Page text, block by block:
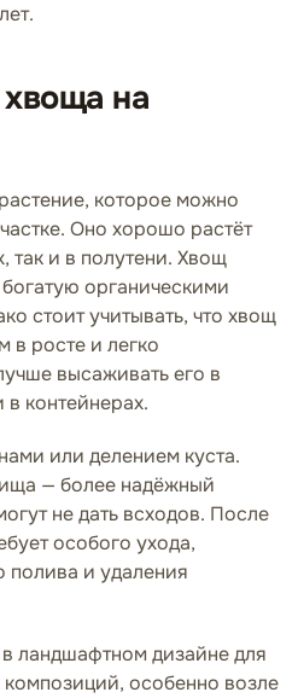
на
которое можно
Оно хорошо растёт
так и в полутени. Хвощ
органическими
стоит учитывать, что хвощ
в росте и легко
высаживать его в
контейнерах.
или делением куста.
— более надёжный
не дать всходов. После
особого ухода,
полива и удаления
ландшафтном дизайне для
особенно возле